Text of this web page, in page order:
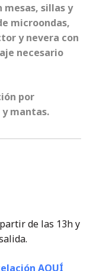
mesas, sillas y
microondas,
y nevera con
necesario
por
mantas.
de las 13h y
AQUÍ